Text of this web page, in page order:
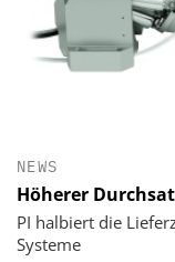
NEWS
Höherer
PI halbiert die
Systeme